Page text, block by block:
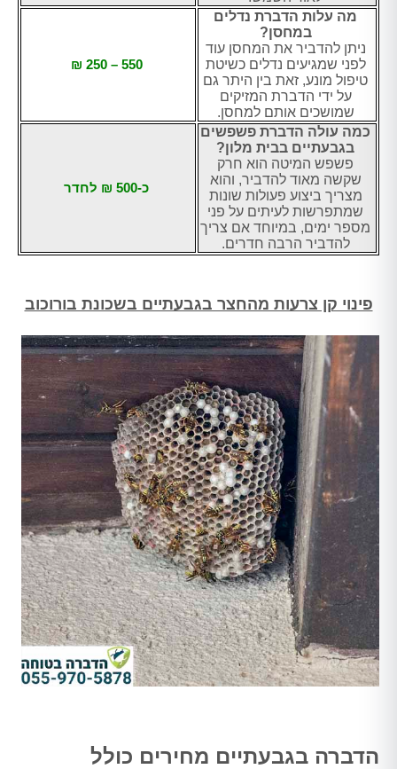
מה עלות הדברת נדלים
במחסן?
ניתן להדביר את המחסן עוד
לפני שמגיעים נדלים כשיטת
טיפול מונע, זאת בין היתר גם
על ידי הדברת המזיקים
שמושכים אותם למחסן.
550 – 250 ₪
כמה עולה הדברת פשפשים
בגבעתיים בבית מלון?
פשפש המיטה הוא חרק
שקשה מאוד להדביר, והוא
מצריך ביצוע פעולות שונות
שמתפרשות לעיתים על פני
מספר ימים, במיוחד אם צריך
להדביר הרבה חדרים.
כ-500 ₪ לחדר
פינוי קן צרעות מהחצר בגבעתיים בשכונת בורוכוב
הדברה בגבעתיים מחירים כולל